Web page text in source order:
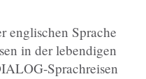
englischen Sprache
in der lebendigen
Sprachreisen